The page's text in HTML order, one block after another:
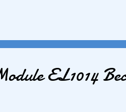
HOÀNG ANH PHƯƠNG -VP:
829 7586 Zalo : 088 829 7586
#PLC #BienTan
EL1014